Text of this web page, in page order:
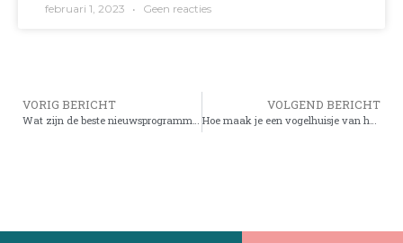
februari 1, 2023 Geen reacties
VORIG BERICHT VOLGEND BERICHT